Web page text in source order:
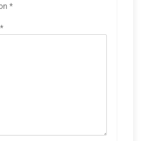
*
*